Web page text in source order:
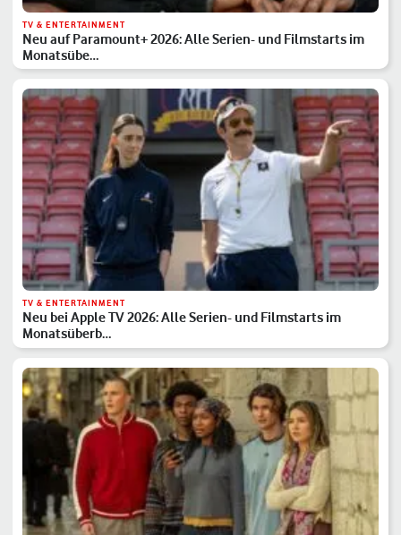
TV & ENTERTAINMENT
Neu auf Paramount+ 2026: Alle Serien- und Filmstarts im
Monatsübe…
TV & ENTERTAINMENT
Neu bei Apple TV 2026: Alle Serien- und Filmstarts im
Monatsüberb…